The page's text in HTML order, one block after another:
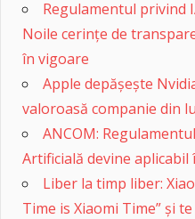
Regulamentul privind
Noile cerințe de
în vigoare
Apple depășește
valoroasă companie din
ANCOM:
Artificială devine
Liber la timp liber:
Time is Xiaomi Time” și